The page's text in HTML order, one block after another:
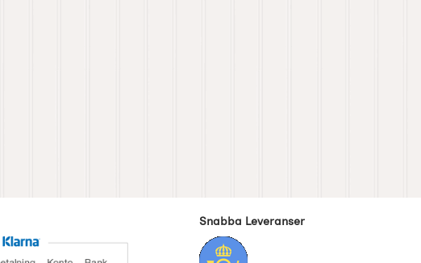
Snabba Leveranser